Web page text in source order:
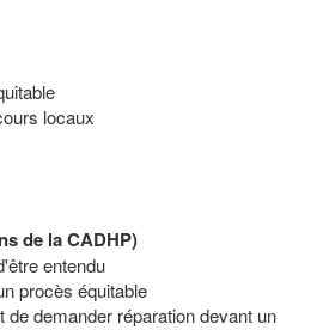
locaux
de la CADHP)
entendu
procès équitable
de demander réparation devant un